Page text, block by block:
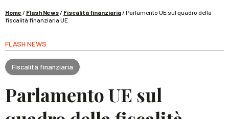
Home / Flash News/ Fiscalità finanziaria/Parlamento UE sul quadro della
fiscalità finanziaria UE
FLASH NEWS
Fiscalità finanziaria
Parlamento UE sul